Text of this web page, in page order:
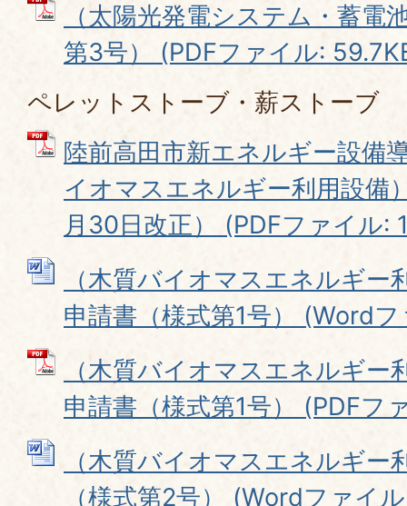
（太陽光発電システム・蓄電
第3号） (PDFファイル:
ペレットストーブ・薪ストーブ
陸前高田市新エネルギー設備
イオマスエネルギー利用設備
月30日改正） (PDFファイル:
（木質バイオマスエネルギー
申請書（様式第1号） (Word
（木質バイオマスエネルギー
申請書（様式第1号） (PDFフ
（木質バイオマスエネルギー
（様式第2号） (Wordファイ